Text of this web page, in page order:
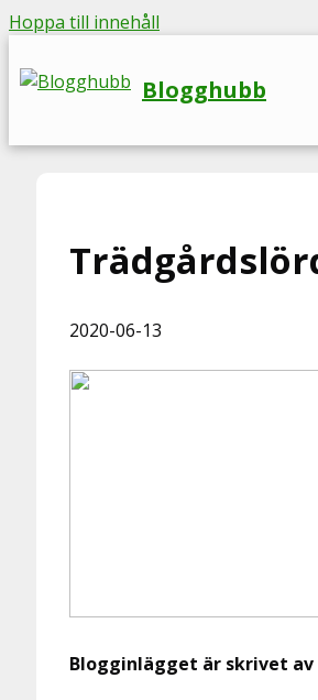
Hoppa till innehåll
Blogghubb
2020-06-13
Blogginlägget är skrivet av